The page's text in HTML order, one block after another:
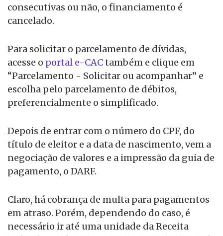
consecutivas ou não, o financiamento é
cancelado.
Para solicitar o parcelamento de dívidas,
acesse o portal e-CACtambém e clique em
“Parcelamento - Solicitar ou acompanhar” e
escolha pelo parcelamento de débitos,
preferencialmente o simplificado.
Depois de entrar com o número do CPF, do
título de eleitor e a data de nascimento, vem a
negociação de valores e a impressão da guia de
pagamento, o DARF.
Claro, há cobrança de multa para pagamentos
em atraso. Porém, dependendo do caso, é
necessário ir até uma unidade da Receita